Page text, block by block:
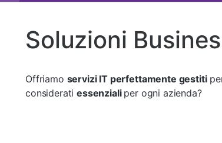
Soluzioni
Offriamo servizi IT perfettamente gestiti
consideratiessenziali per ogni azienda?